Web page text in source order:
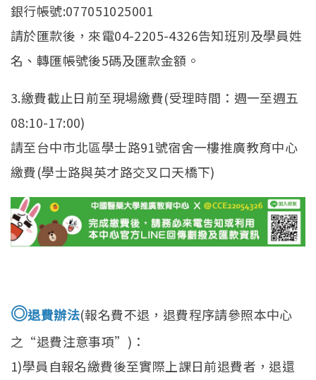
銀行帳號:077051025001
請於匯款後，來電04-2205-4326告知班別及學員姓
名、轉匯帳號後5碼及匯款金額。
3.繳費截止日前至現場繳費(受理時間：週一至週五
08:10-17:00)
請至台中市北區學士路91號宿舍一樓推廣教育中心
繳費(學士路與英才路交叉口天橋下)
◎退費辦法(報名費不退，退費程序請參照本中心
之“退費注意事項”)：
1)學員自報名繳費後至實際上課日前退費者，退還